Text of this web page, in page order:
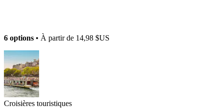
6 options • À partir de 14,98 $US
Croisières touristiques